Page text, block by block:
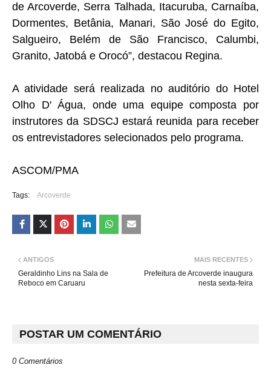
de Arcoverde, Serra Talhada, Itacuruba, Carnaíba,
Dormentes, Betânia, Manari, São José do Egito,
Salgueiro, Belém de São Francisco, Calumbi,
Granito, Jatobá e Orocó”, destacou Regina.
A atividade será realizada no auditório do Hotel
Olho D' Água, onde uma equipe composta por
instrutores da SDSCJ estará reunida para receber
os entrevistadores selecionados pelo programa.
ASCOM/PMA
Tags: Arcoverde
MAIS RECENTES
Prefeitura de Arcoverde inaugura
nesta sexta-feira
ANTIGOS
Geraldinho Lins na Sala de
Reboco em Caruaru
POSTAR UM COMENTÁRIO
0 Comentários